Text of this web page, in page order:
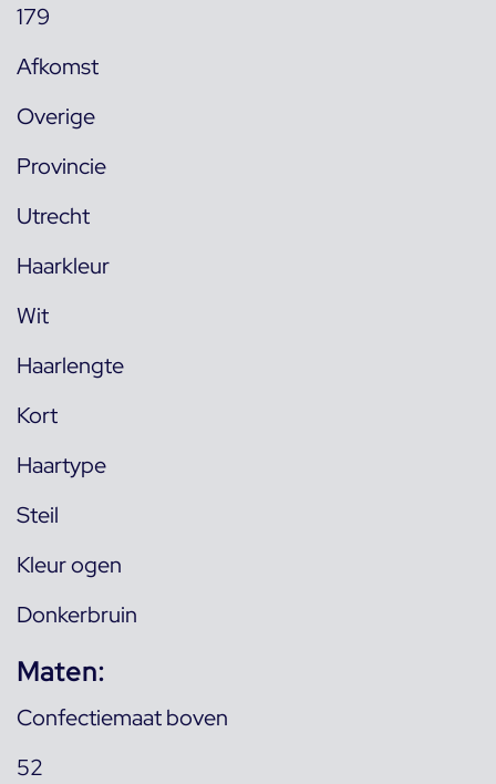
179
Afkomst
Overige
Provincie
Utrecht
Haarkleur
Wit
Haarlengte
Kort
Haartype
Steil
Kleur ogen
Donkerbruin
Maten:
Confectiemaat boven
52